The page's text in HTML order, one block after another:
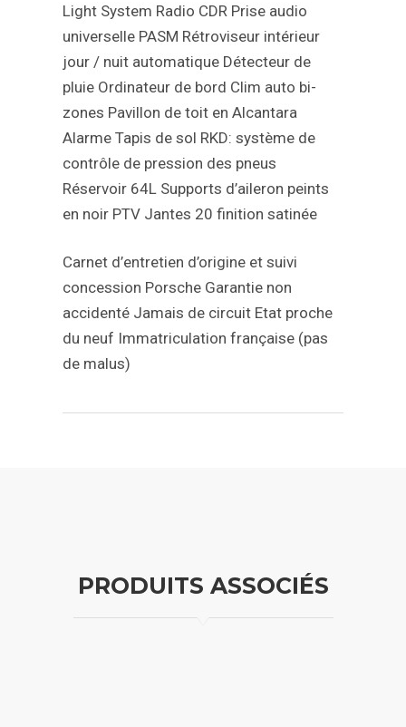
Light System Radio CDR Prise audio
universelle PASM Rétroviseur intérieur
jour / nuit automatique Détecteur de
pluie Ordinateur de bord Clim auto bi-
zones Pavillon de toit en Alcantara
Alarme Tapis de sol RKD: système de
contrôle de pression des pneus
Réservoir 64L Supports d’aileron peints
en noir PTV Jantes 20 finition satinée
Carnet d’entretien d’origine et suivi
concession Porsche Garantie non
accidenté Jamais de circuit Etat proche
du neuf Immatriculation française (pas
de malus)
PRODUITS ASSOCIÉS